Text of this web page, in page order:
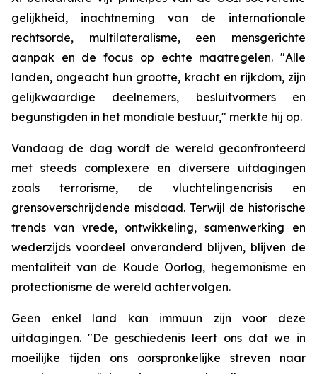
gelijkheid, inachtneming van de internationale
rechtsorde, multilateralisme, een mensgerichte
aanpak en de focus op echte maatregelen. "Alle
landen, ongeacht hun grootte, kracht en rijkdom, zijn
gelijkwaardige deelnemers, besluitvormers en
begunstigden in het mondiale bestuur," merkte hij op.
Vandaag de dag wordt de wereld geconfronteerd
met steeds complexere en diversere uitdagingen
zoals terrorisme, de vluchtelingencrisis en
grensoverschrijdende misdaad. Terwijl de historische
trends van vrede, ontwikkeling, samenwerking en
wederzijds voordeel onveranderd blijven, blijven de
mentaliteit van de Koude Oorlog, hegemonisme en
protectionisme de wereld achtervolgen.
Geen enkel land kan immuun zijn voor deze
uitdagingen. "De geschiedenis leert ons dat we in
moeilijke tijden ons oorspronkelijke streven naar